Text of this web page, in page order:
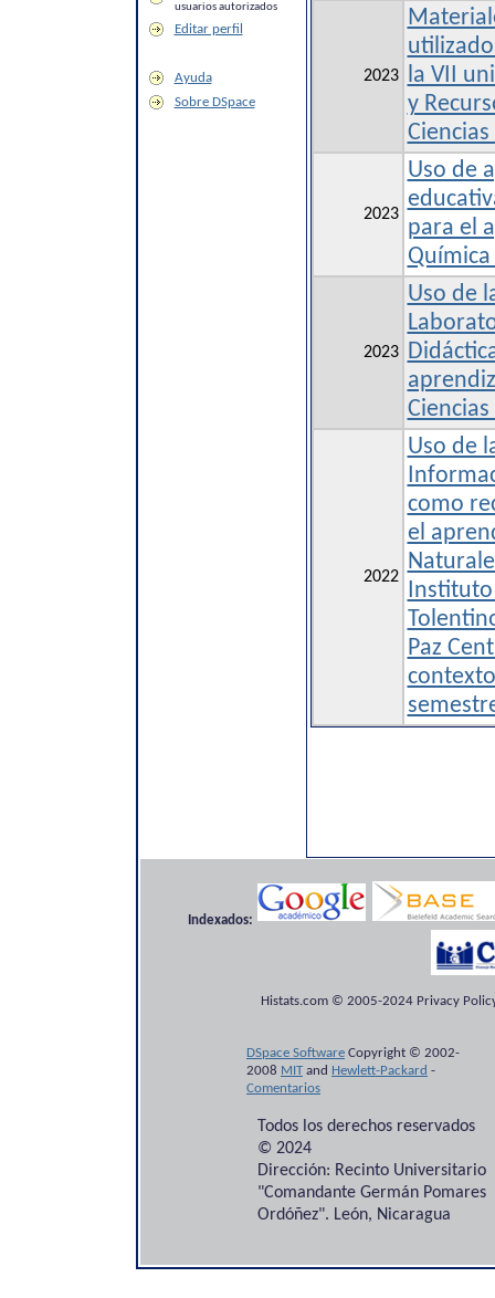
usuarios autorizados
Editar perfil
Ayuda
Sobre DSpace
2023 la VII
y
2023
Uso de
para el
2023
Uso de
2022
Uso de
como
el
Instituto
Paz
Indexados:
Histats.com © 2005-2024 Privacy
DSpace Software Copyright © 2002-
2008 MITand Hewlett-Packard -
Comentarios
Todos los derechos reservados
© 2024
Dirección: Recinto Universitario
"Comandante Germán Pomares
Ordóñez". León, Nicaragua